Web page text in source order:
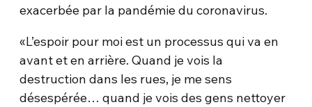
exacerbée par la pandémie du coronavirus.
«L’espoir pour moi est un processus qui va en
avant et en arrière. Quand je vois la
destruction dans les rues, je me sens
désespérée… quand je vois des gens nettoyer